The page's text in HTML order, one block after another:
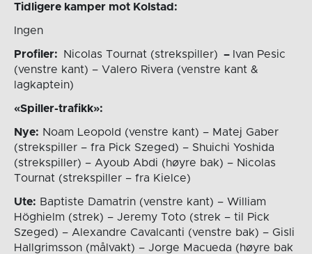
Tidligere kamper mot Kolstad:
Ingen
Profiler: Nicolas Tournat (strekspiller) – Ivan Pesic
(venstre kant) – Valero Rivera (venstre kant &
lagkaptein)
«Spiller-trafikk»:
Nye: Noam Leopold (venstre kant) – Matej Gaber
(strekspiller – fra Pick Szeged) – Shuichi Yoshida
(strekspiller) – Ayoub Abdi (høyre bak) – Nicolas
Tournat (strekspiller – fra Kielce)
Ute: Baptiste Damatrin (venstre kant) – William
Höghielm (strek) – Jeremy Toto (strek – til Pick
Szeged) – Alexandre Cavalcanti (venstre bak) – Gisli
Hallgrimsson (målvakt) – Jorge Macueda (høyre bak